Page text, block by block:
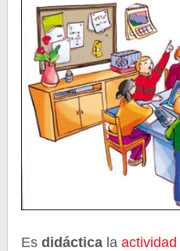
Es didáctica laactividad